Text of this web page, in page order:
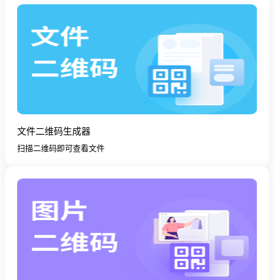
文件二维码生成器
扫描二维码即可查看文件